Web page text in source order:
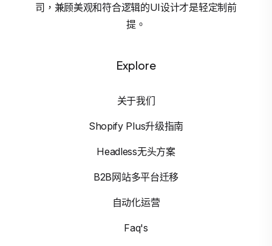
司，兼顾美观和符合逻辑的UI设计才是轻定制前
提。
Explore
关于我们
Shopify Plus升级指南
Headless无头方案
B2B网站多平台迁移
自动化运营
Faq's